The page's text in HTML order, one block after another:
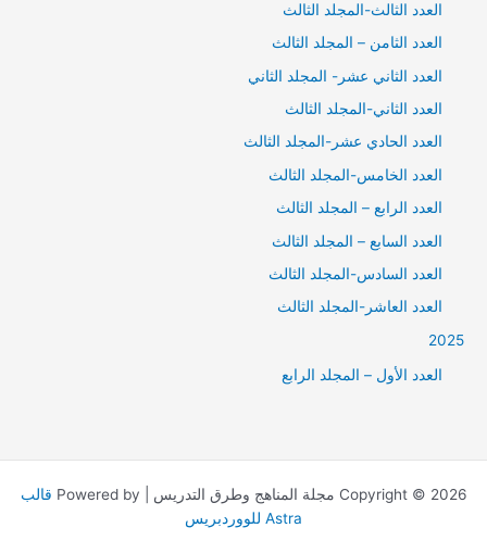
العدد الثالث-المجلد الثالث
العدد الثامن – المجلد الثالث
العدد الثاني عشر- المجلد الثاني
العدد الثاني-المجلد الثالث
العدد الحادي عشر-المجلد الثالث
العدد الخامس-المجلد الثالث
العدد الرابع – المجلد الثالث
العدد السابع – المجلد الثالث
العدد السادس-المجلد الثالث
العدد العاشر-المجلد الثالث
2025
العدد الأول – المجلد الرابع
Copyright © 2026 مجلة المناهج وطرق التدريس | Powered by
قالب
Astra للووردبريس